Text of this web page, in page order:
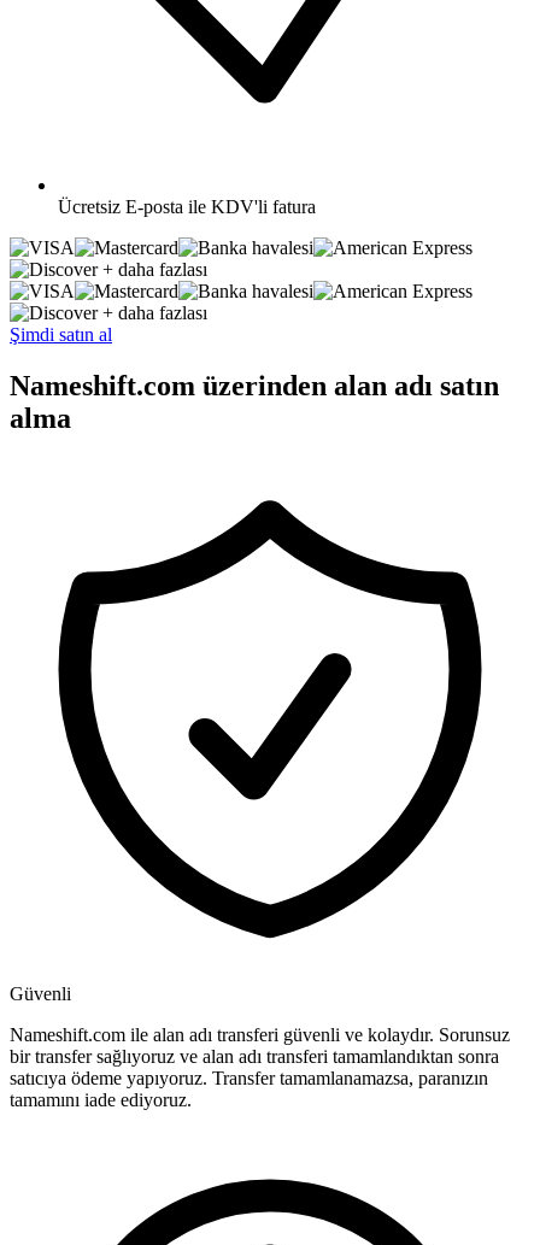
Ücretsiz E-posta ile KDV'li fatura
+ daha fazlası
+ daha fazlası
Şimdi satın al
Nameshift.com üzerinden alan adı satın
alma
Güvenli
Nameshift.com ile alan adı transferi güvenli ve kolaydır. Sorunsuz
bir transfer sağlıyoruz ve alan adı transferi tamamlandıktan sonra
satıcıya ödeme yapıyoruz. Transfer tamamlanamazsa, paranızın
tamamını iade ediyoruz.